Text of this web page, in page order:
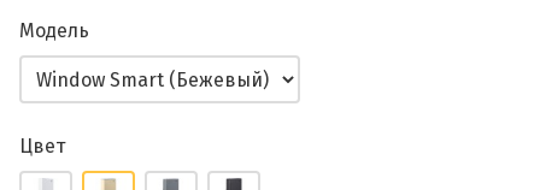
Модель
Цвет